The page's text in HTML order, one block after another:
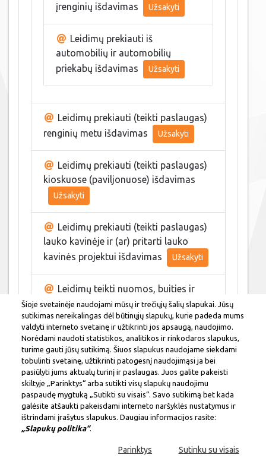
įrenginių išdavimas
Užsakyti
Leidimų prekiauti iš
automobilių ir automobilių
priekabų išdavimas
Užsakyti
Leidimų prekiauti (teikti paslaugas)
renginių metu išdavimas
Užsakyti
Leidimų prekiauti (teikti paslaugas)
kioskuose (paviljonuose) išdavimas
Užsakyti
Leidimų prekiauti (teikti paslaugas)
lauko kavinėje ir (ar) pritarti lauko
kavinės projektui išdavimas
Užsakyti
Leidimų teikti nuomos, buities ir
nesudėtingų atrakcionų paslaugas
išdavimas
Užsakyti
Pritarimas kioskų (paviljonų)
viešosiose miesto vietose projektams ir
naudojimo sutarčių sudarymas
Leidimų įrengti išorinę
reklamą išdavimas
Šioje svetainėje naudojami mūsų ir trečiųjų šalių slapukai. Jūsų
sutikimas nereikalingas dėl būtinųjų slapukų, kurie padeda mums
valdyti interneto svetainę ir užtikrinti jos apsaugą, naudojimo.
Norėdami naudoti statistikos, analitikos ir rinkodaros slapukus,
turime gauti jūsų sutikimą. Šiuos slapukus naudojame siekdami
tobulinti svetainę, užtikrinti patogesnį naudojimąsi ja bei
pasiūlyti jums aktualų turinį ir paslaugas. Juos galite pakeisti
skiltyje „Parinktys“ arba sutikti visų slapukų naudojimu
paspaudę mygtuką „Sutikti su visais“. Savo sutikimą bet kada
galėsite atšaukti pakeisdami interneto naršyklės nustatymus ir
ištrindami įrašytus slapukus. Daugiau informacijos rasite:
„Slapukų politika“.
Parinktys Sutinku su visais